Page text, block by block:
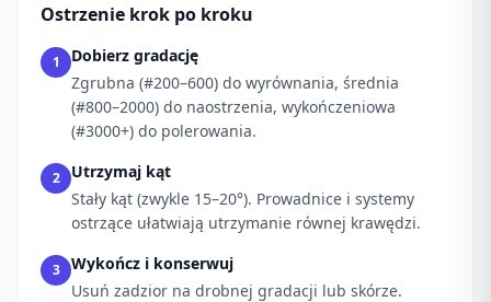
Ostrzenie krok po kroku
1
Dobierz gradację
Zgrubna (#200–600) do wyrównania, średnia
(#800–2000) do naostrzenia, wykończeniowa
(#3000+) do polerowania.
2
Utrzymaj kąt
Stały kąt (zwykle 15–20°). Prowadnice i systemy
ostrzące ułatwiają utrzymanie równej krawędzi.
3
Wykończ i konserwuj
Usuń zadzior na drobnej gradacji lub skórze.